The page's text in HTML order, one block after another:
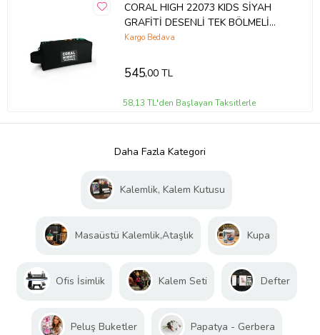
CORAL HIGH 22073 KIDS SİYAH
GRAFİTİ DESENLİ TEK BÖLMELİ
KALEM ÇANTASI
Kargo Bedava
545,00 TL
58,13 TL'den Başlayan Taksitlerle
Daha Fazla Kategori
Kalemlik, Kalem Kutusu
Masaüstü Kalemlik,Ataşlık Kupa
Ofis İsimlik Kalem Seti Defter
Peluş Buketler Papatya - Gerbera